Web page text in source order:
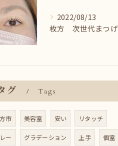
2022/08/13
グ Tags
市 美容室 安い リタッチ
ー グラデーション 上手 個室